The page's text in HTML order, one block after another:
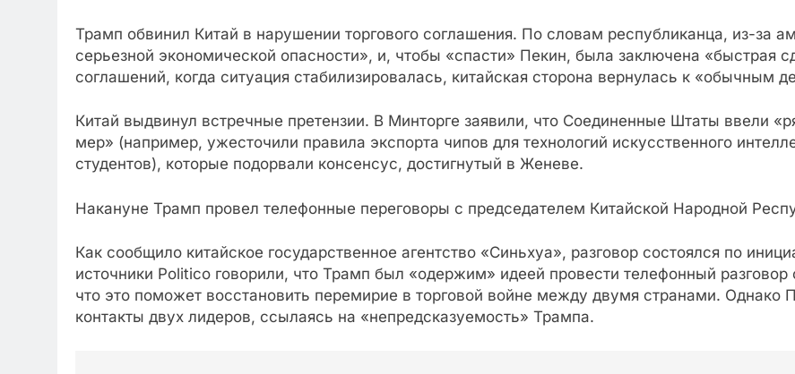
Трамп обвинил Китай в нарушении торгового соглашения. По словам республиканца, из-за
серьезной экономической опасности», и, чтобы «спасти» Пекин, была заключена «быстрая
соглашений, когда ситуация стабилизировалась, китайская сторона вернулась к «обычным
Китай выдвинул встречные претензии. В Минторге заявили, что Соединенные Штаты ввели
мер» (например, ужесточили правила экспорта чипов для технологий искусственного
студентов), которые подорвали консенсус, достигнутый в Женеве.
Накануне Трамп провел телефонные переговоры с председателем Китайской Народной
Как сообщило китайское государственное агентство «Синьхуа», разговор состоялся по
источники Politico говорили, что Трамп был «одержим» идеей провести телефонный
что это поможет восстановить перемирие в торговой войне между двумя странами. Однако
контакты двух лидеров, ссылаясь на «непредсказуемость» Трампа.